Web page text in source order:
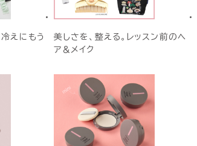
えにもう
美しさを、整える。レッスン前のヘ
ア＆メイク